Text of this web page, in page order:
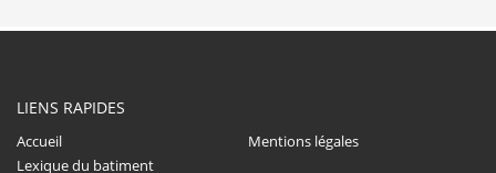
LIENS RAPIDES
Accueil
Mentions légales
Lexique du batiment